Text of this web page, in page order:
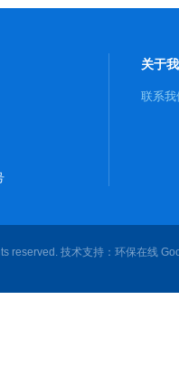
关于
联系我
reserved. 技术支持： 环保在线